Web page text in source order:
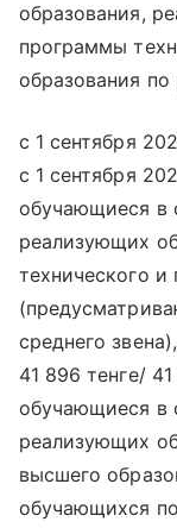
образования,
программы
образования
с 1 сентября
с 1 сентября
обучающиеся в
реализующих
технического и
среднего
41 896 тенге/
обучающиеся в
реализующих
высшего
обучающихся